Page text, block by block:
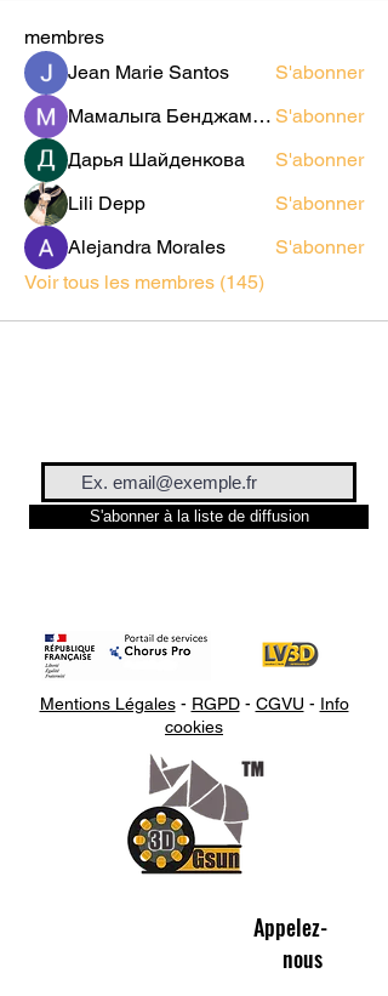
membres
Jean Marie Santos
S'abonner
Мамалыга Бенджаминович S'abonner
Дарья Шайденкова
S'abonner
Lili Depp
S'abonner
Alejandra Morales
S'abonner
Voir tous les membres (145)
S'abonner à la liste de diffusion
Mentions Légales- RGPD- CGVU - Info
cookies
Appelez-
nous